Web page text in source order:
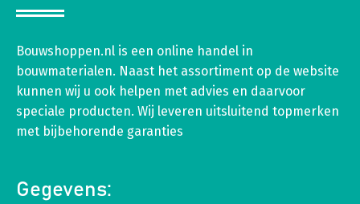
Bouwshoppen.nl is een online handel in
bouwmaterialen. Naast het assortiment op de website
kunnen wij u ook helpen met advies en daarvoor
speciale producten. Wij leveren uitsluitend topmerken
met bijbehorende garanties
Gegevens: